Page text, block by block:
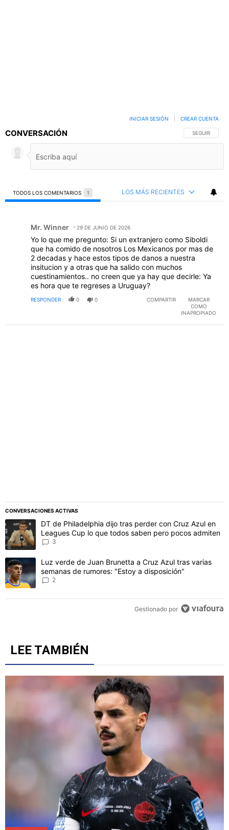
CONVERSACIÓN SIGA ESTA
SEGUIR
INICIAR SESIÓN CREAR CUENTA
TODOS LOS COMENTARIOS 1 LOS MÁS RECIENTES
Mr. Winner 29 DE JUNIO DE 2026
Yo lo que me pregunto: Si un extranjero como Siboldi
que ha comido de nosotros Los Mexicanos por mas de
2 decadas y hace estos tipos de danos a nuestra
insitucion y a otras que ha salido con muchos
cuestinamientos.. no creen que ya hay que decirle: Ya
es hora que te regreses a Uruguay?
RESPONDER 0 0 COMPARTIR
MARCAR
COMO
INAPROPIADO
CONVERSACIONES ACTIVAS
Este listado muestra los artículos con más comentarios en los
Un artículo de tendencia con el título "DT de Philadelphia dijo
DT de Philadelphia dijo tras perder con Cruz Azul en
Leagues Cup lo que todos saben pero pocos admiten
3
Un artículo de tendencia con el título "Luz verde de Juan
Luz verde de Juan Brunetta a Cruz Azul tras varias
semanas de rumores: "Estoy a disposición"
2
Gestionado por
LEE TAMBIÉN